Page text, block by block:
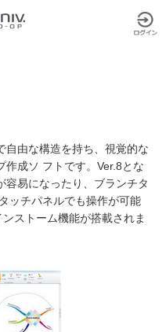
自由な構造を持ち、視覚的な
作成ソ フトです。Ver.8とな
容易になったり、ブランチタ
ッチパネルでも操作が可能
ストーム機能が搭載されま